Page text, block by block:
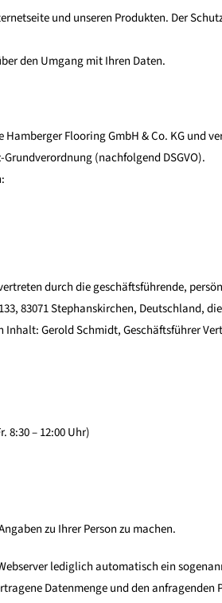
und unseren Produkten. Der
den Umgang mit Ihren Daten.
Flooring GmbH & Co. KG und
(nachfolgend DSGVO).
durch die geschäftsführende,
83071 Stephanskirchen, Deutschland,
Gerold Schmidt, Geschäftsführer
8:30 – 12:00 Uhr)
zu Ihrer Person zu machen.
lediglich automatisch ein
Datenmenge und den